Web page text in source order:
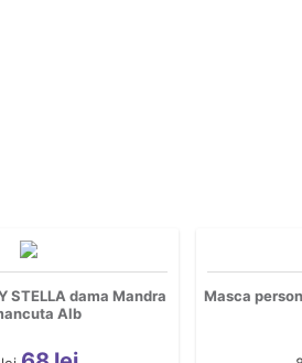
STELLA dama Mandra
Alb
Masca